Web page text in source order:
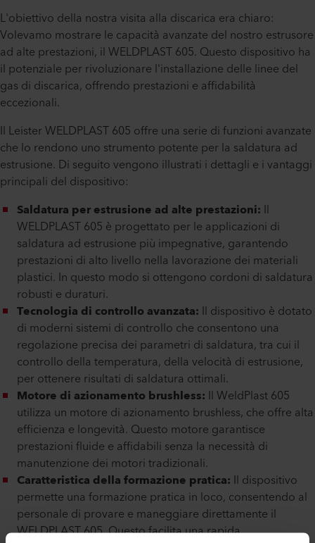
L'obiettivo della nostra visita alla discarica era chiaro:
Volevamo mostrare le capacità avanzate del nostro estrusore
ad alte prestazioni, il WELDPLAST 605. Questo dispositivo ha
il potenziale per rivoluzionare l'installazione delle linee del
gas di discarica, offrendo prestazioni e affidabilità
eccezionali.
Il Leister WELDPLAST 605 offre una serie di funzioni avanzate
che lo rendono uno strumento potente per la saldatura ad
estrusione. Di seguito vengono illustrati i dettagli e i vantaggi
principali del dispositivo:
Saldatura per estrusione ad alte prestazioni: Il
WELDPLAST 605 è progettato per le applicazioni di
saldatura ad estrusione più impegnative, garantendo
prestazioni di alto livello nella lavorazione dei materiali
plastici. In questo modo si ottengono cordoni di saldatura
robusti e duraturi.
Tecnologia di controllo avanzata: Il dispositivo è dotato
di moderni sistemi di controllo che consentono una
regolazione precisa dei parametri di saldatura, tra cui il
controllo della temperatura, della velocità di estrusione,
per ottenere risultati di saldatura ottimali.
Motore di azionamento brushless: Il WeldPlast 605
utilizza un motore di azionamento brushless, che offre alta
efficienza e longevità. Questo motore garantisce
prestazioni fluide e affidabili senza la necessità di
manutenzione dei motori tradizionali.
Caratteristica della formazione pratica: Il dispositivo
permette una formazione pratica in loco, consentendo al
personale di provare e maneggiare direttamente il
WELDPLAST 605. Questo facilita una rapida